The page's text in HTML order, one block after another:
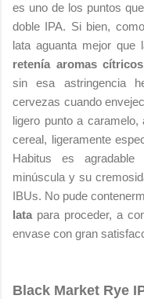
es uno de los puntos
doble IPA. Si bien,
lata aguanta mejor que
retenía aromas
sin esa astringencia
cervezas cuando
ligero punto a
cereal, ligeramente
Habitus es
minúscula y su
IBUs. No pude
lata para proceder, a
envase con gran
Black Market Rye